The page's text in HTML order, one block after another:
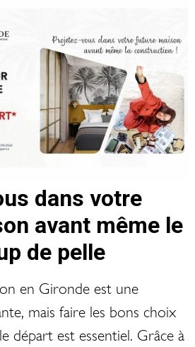
dans votre
avant même le
de pelle
en Gironde est une
mais faire les bons choix
départ est essentiel. Grâce à